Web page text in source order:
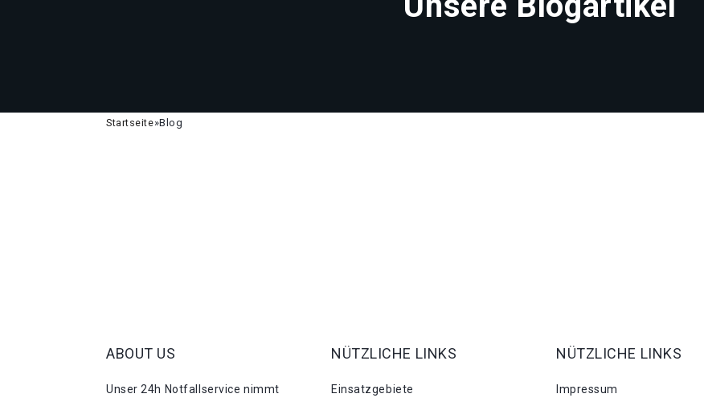
Startseite»Blog
ABOUT US
Unser 24h Notfallservice nimmt
NÜTZLICHE LINKS
Einsatzgebiete
NÜTZLICHE LINKS
Impressum